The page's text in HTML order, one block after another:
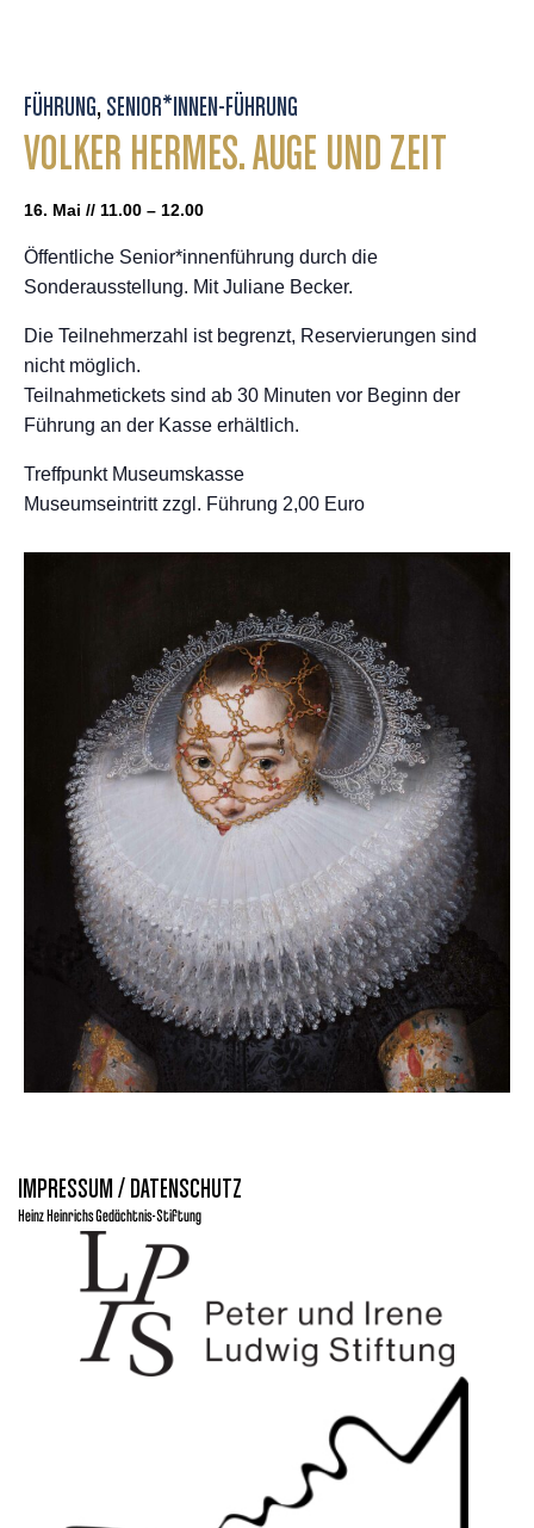
FÜHRUNG, SENIOR*INNEN-FÜHRUNG
VOLKER HERMES. AUGE UND ZEIT
16. Mai // 11.00 – 12.00
Öffentliche Senior*innenführung durch die
Sonderausstellung. Mit Juliane Becker.
Die Teilnehmerzahl ist begrenzt, Reservierungen sind
nicht möglich.
Teilnahmetickets sind ab 30 Minuten vor Beginn der
Führung an der Kasse erhältlich.
Treffpunkt Museumskasse
Museumseintritt zzgl. Führung 2,00 Euro
IMPRESSUM / DATENSCHUTZ
Heinz Heinrichs Gedächtnis-Stiftung